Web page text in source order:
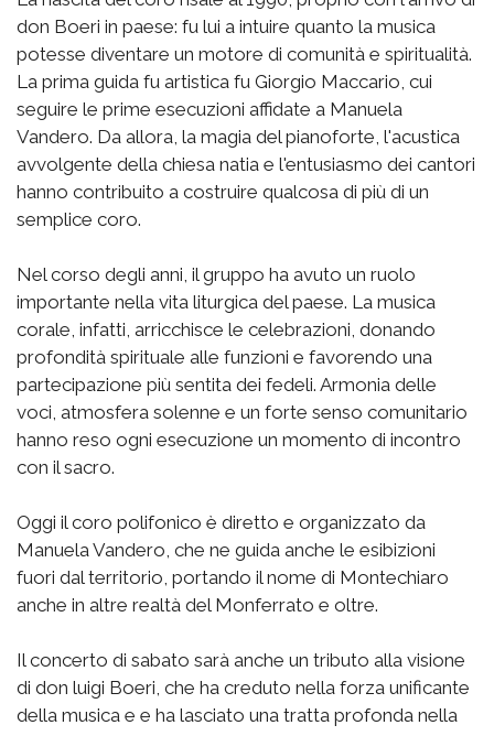
don Boeri in paese: fu lui a intuire quanto la musica
potesse diventare un motore di comunità e spiritualità.
La prima guida fu artistica fu Giorgio Maccario, cui
seguire le prime esecuzioni affidate a Manuela
Vandero. Da allora, la magia del pianoforte, l'acustica
avvolgente della chiesa natia e l'entusiasmo dei cantori
hanno contribuito a costruire qualcosa di più di un
semplice coro.
Nel corso degli anni, il gruppo ha avuto un ruolo
importante nella vita liturgica del paese. La musica
corale, infatti, arricchisce le celebrazioni, donando
profondità spirituale alle funzioni e favorendo una
partecipazione più sentita dei fedeli. Armonia delle
voci, atmosfera solenne e un forte senso comunitario
hanno reso ogni esecuzione un momento di incontro
con il sacro.
Oggi il coro polifonico è diretto e organizzato da
Manuela Vandero, che ne guida anche le esibizioni
fuori dal territorio, portando il nome di Montechiaro
anche in altre realtà del Monferrato e oltre.
Il concerto di sabato sarà anche un tributo alla visione
di don luigi Boeri, che ha creduto nella forza unificante
della musica e e ha lasciato una tratta profonda nella